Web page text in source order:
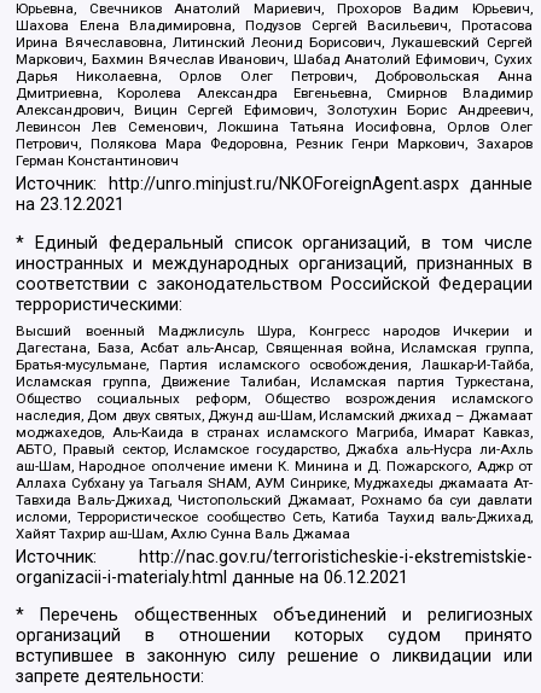
Юрьевна, Свечников Анатолий Мариевич, Прохоров Вадим Юрьевич,
Шахова Елена Владимировна, Подузов Сергей Васильевич, Протасова
Ирина Вячеславовна, Литинский Леонид Борисович, Лукашевский Сергей
Маркович, Бахмин Вячеслав Иванович, Шабад Анатолий Ефимович, Сухих
Дарья Николаевна, Орлов Олег Петрович, Добровольская Анна
Дмитриевна, Королева Александра Евгеньевна, Смирнов Владимир
Александрович, Вицин Сергей Ефимович, Золотухин Борис Андреевич,
Левинсон Лев Семенович, Локшина Татьяна Иосифовна, Орлов Олег
Петрович, Полякова Мара Федоровна, Резник Генри Маркович, Захаров
Герман Константинович
Источник: http://unro.minjust.ru/NKOForeignAgent.aspxданные
на23.12.2021
* Единый федеральный список организаций, в том числе
иностранных и международных организаций, признанных в
соответствии с законодательством Российской Федерации
террористическими:
Высший военный Маджлисуль Шура, Конгресс народов Ичкерии и
Дагестана, База, Асбат аль-Ансар, Священная война, Исламская группа,
Братья-мусульмане, Партия исламского освобождения, Лашкар-И-Тайба,
Исламская группа, Движение Талибан, Исламская партия Туркестана,
Общество социальных реформ, Общество возрождения исламского
наследия, Дом двух святых, Джунд аш-Шам, Исламский джихад – Джамаат
моджахедов, Аль-Каида в странах исламского Магриба, Имарат Кавказ,
АБТО, Правый сектор, Исламское государство, Джабха аль-Нусра ли-Ахль
аш-Шам, Народное ополчение имени К. Минина и Д. Пожарского, Аджр от
Аллаха Субхану уа Тагьаля SHAM, АУМ Синрике, Муджахеды джамаата Ат-
Тавхида Валь-Джихад, Чистопольский Джамаат, Рохнамо ба суи давлати
исломи, Террористическое сообщество Сеть, Катиба Таухид валь-Джихад,
Хайят Тахрир аш-Шам, Ахлю Сунна Валь Джамаа
Источник:
http://nac.gov.ru/terroristicheskie-i-ekstremistskie-
organizacii-i-materialy.html данные на06.12.2021
* Перечень общественных объединений и религиозных
организаций в отношении которых судом принято
вступившее в законную силу решение о ликвидации или
запрете деятельности: